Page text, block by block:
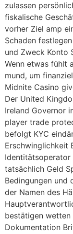
zulassen
fiskalische
vorher Ziel amp
Schaden
und Zweck Konto
Wenn etwas fühlt
mund, um
Midnite Casino
Der United
Ireland Governor
player trade
befolgt KYC
Erschwinglichkeit
Identitätsoperator
tatsächlich Geld
Bedingungen und
der Namen des
bestätigen wetten
Dokumentation